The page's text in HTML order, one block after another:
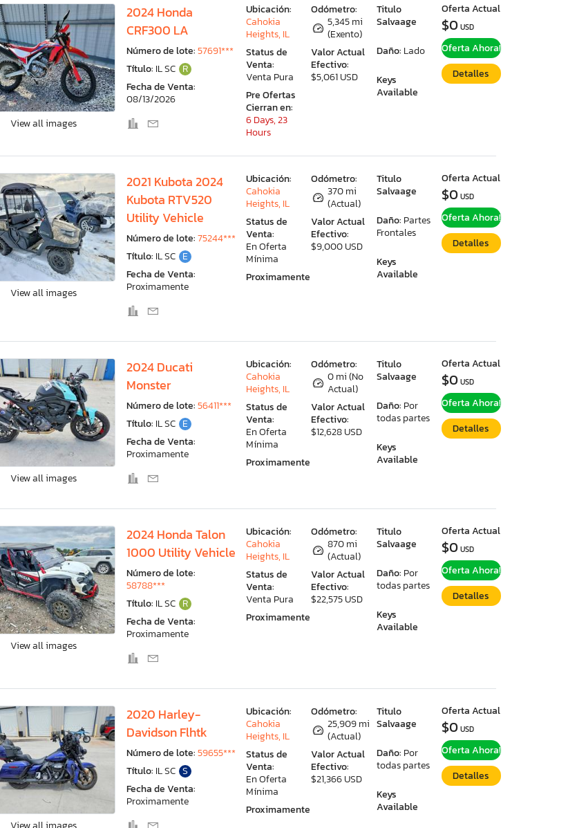
View all images
2024 Honda
CRF300 LA
Número de lote:57691***
Título: IL SC R
Fecha de Venta:
08/13/2026
Odómetro:
5,345 mi
(Exento)
Valor Actual
Efectivo:
$5,061 USD
Titulo
Salvaage
Daño: Lado
Keys
Available
Ubicación:
Cahokia
Heights, IL
Status de
Venta:
Venta Pura
Pre Ofertas
Cierran en:
6 Days, 23
Hours
Oferta Actual
$0USD
Oferta Ahora!
Detalles
View all images
2021 Kubota 2024
Kubota RTV520
Utility Vehicle
Número de lote:75244***
Título: IL SC E
Fecha de Venta:
Proximamente
Odómetro:
370 mi
(Actual)
Valor Actual
Efectivo:
$9,000 USD
Titulo
Salvaage
Daño: Partes
Frontales
Keys
Available
Ubicación:
Cahokia
Heights, IL
Status de
Venta:
En Oferta
Mínima
Proximamente
Oferta Actual
$0USD
Oferta Ahora!
Detalles
View all images
2024 Ducati
Monster
Número de lote:56411***
Título: IL SC E
Fecha de Venta:
Proximamente
Odómetro:
0 mi (No
Actual)
Valor Actual
Efectivo:
$12,628 USD
Titulo
Salvaage
Daño: Por
todas partes
Keys
Available
Ubicación:
Cahokia
Heights, IL
Status de
Venta:
En Oferta
Mínima
Proximamente
Oferta Actual
$0USD
Oferta Ahora!
Detalles
View all images
2024 Honda Talon
1000 Utility Vehicle
Número de lote:
58788***
Título: IL SC R
Fecha de Venta:
Proximamente
Odómetro:
870 mi
(Actual)
Valor Actual
Efectivo:
$22,575 USD
Titulo
Salvaage
Daño: Por
todas partes
Keys
Available
Ubicación:
Cahokia
Heights, IL
Status de
Venta:
Venta Pura
Proximamente
Oferta Actual
$0USD
Oferta Ahora!
Detalles
2020 Harley-
Davidson Flhtk
Número de lote:59655***
Título: IL SC S
Fecha de Venta:
Proximamente
Odómetro:
25,909 mi
(Actual)
Valor Actual
Efectivo:
$21,366 USD
Titulo
Salvaage
Daño: Por
todas partes
Keys
Available
Ubicación:
Cahokia
Heights, IL
Status de
Venta:
En Oferta
Mínima
Proximamente
Oferta Actual
$0USD
Oferta Ahora!
Detalles